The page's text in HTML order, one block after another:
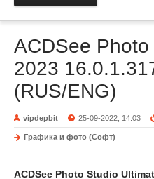
ACDSee
2023
(RUS/ENG)
vipdepbit 25-09-2022, 14:03
Графика и фото (Софт)
ACDSee Photo Studio